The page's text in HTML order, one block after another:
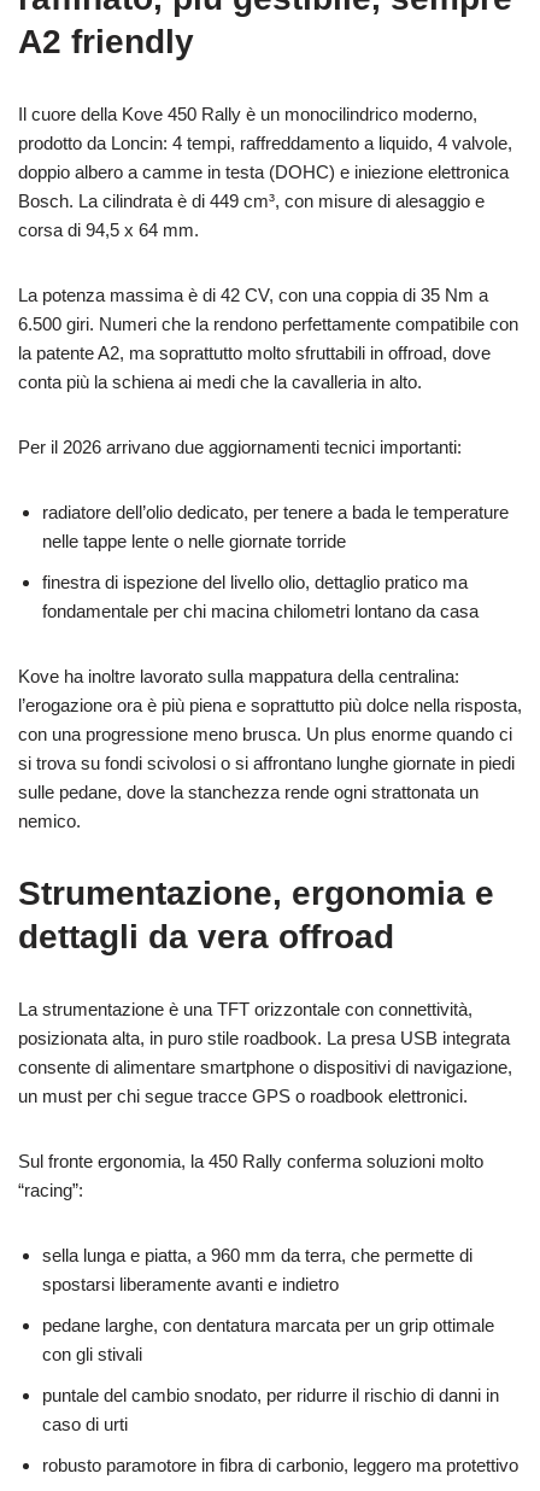
A2 friendly
Il cuore della Kove 450 Rally è un monocilindrico moderno,
prodotto da Loncin: 4 tempi, raffreddamento a liquido, 4 valvole,
doppio albero a camme in testa (DOHC) e iniezione elettronica
Bosch. La cilindrata è di 449 cm³, con misure di alesaggio e
corsa di 94,5 x 64 mm.
La potenza massima è di 42 CV, con una coppia di 35 Nm a
6.500 giri. Numeri che la rendono perfettamente compatibile con
la patente A2, ma soprattutto molto sfruttabili in offroad, dove
conta più la schiena ai medi che la cavalleria in alto.
Per il 2026 arrivano due aggiornamenti tecnici importanti:
radiatore dell’olio dedicato, per tenere a bada le temperature
nelle tappe lente o nelle giornate torride
finestra di ispezione del livello olio, dettaglio pratico ma
fondamentale per chi macina chilometri lontano da casa
Kove ha inoltre lavorato sulla mappatura della centralina:
l’erogazione ora è più piena e soprattutto più dolce nella risposta,
con una progressione meno brusca. Un plus enorme quando ci
si trova su fondi scivolosi o si affrontano lunghe giornate in piedi
sulle pedane, dove la stanchezza rende ogni strattonata un
nemico.
Strumentazione, ergonomia e
dettagli da vera offroad
La strumentazione è una TFT orizzontale con connettività,
posizionata alta, in puro stile roadbook. La presa USB integrata
consente di alimentare smartphone o dispositivi di navigazione,
un must per chi segue tracce GPS o roadbook elettronici.
Sul fronte ergonomia, la 450 Rally conferma soluzioni molto
“racing”:
sella lunga e piatta, a 960 mm da terra, che permette di
spostarsi liberamente avanti e indietro
pedane larghe, con dentatura marcata per un grip ottimale
con gli stivali
puntale del cambio snodato, per ridurre il rischio di danni in
caso di urti
robusto paramotore in fibra di carbonio, leggero ma protettivo